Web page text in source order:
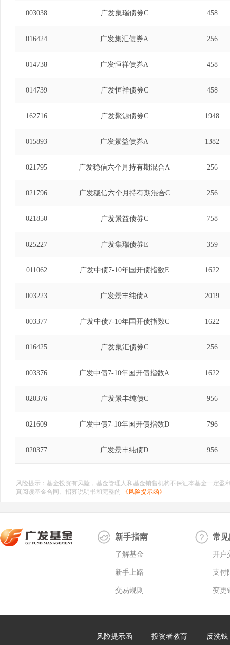
003038 广发集瑞债券C 458
016424 广发集汇债券A 256
014738 广发恒祥债券A 458
014739 广发恒祥债券C 458
162716 广发聚源债券C 1948
015893 广发景益债券A 1382
021795 广发稳信六个月持有期混合A 256
021796 广发稳信六个月持有期混合C 256
021850 广发景益债券C 758
025227 广发集瑞债券E 359
011062 广发中债7-10年国开债指数E 1622
003223 广发景丰纯债A 2019
003377 广发中债7-10年国开债指数C 1622
016425 广发集汇债券C 256
003376 广发中债7-10年国开债指数A 1622
020376 广发景丰纯债C 956
021609 广发中债7-10年国开债指数D 796
020377 广发景丰纯债D 956
风险提示：基金投资有风险，基金管理人和基金销售机构不保证本基金一定
真阅读基金合同、招募说明书和完整的
《风险提示函》
新手指南
了解基金
新手上路
交易规则
常
开户
支付
变更
风险提示函 | 投资者教育 | 反洗钱